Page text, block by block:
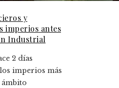
y
imperios antes
Industrial
2 días
imperios más
ámbito